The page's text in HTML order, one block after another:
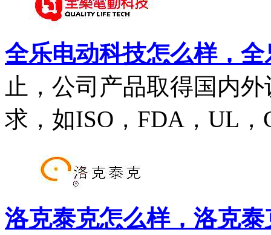
全乐电动科技怎么样，
止，公司产品取得国内
求，如ISO，FDA，UL，
洛克泰克怎么样，洛克